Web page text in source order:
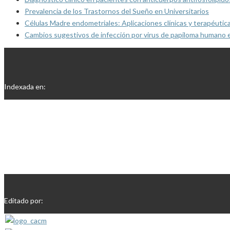
Prevalencia de los Trastornos del Sueño en Universitarios
Células Madre endometriales: Aplicaciones clínicas y
Cambios sugestivos de infección por virus de papiloma
Indexada en:
Editado por: